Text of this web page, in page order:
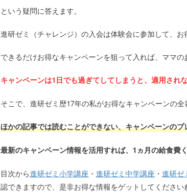
という疑問に答えます。
進研ゼミ（チャレンジ）の入会は体験会に参加して、お
できるだけお得なキャンペーンを狙って入れば、ママの
キャンペーンは1日でも過ぎてしてしまうと、適用され
そこで、進研ゼミ歴17年の私がお得なキャンペーンの全
ほかの記事では読むことができない、キャンペーンの
最新のキャンペーン情報を活用すれば、1ヵ月の給食費
目次から進研ゼミ小学講座 ・ 進研ゼミ中学講座 ・ 進研ゼ
認できますので、是非お得な情報をゲットしてください